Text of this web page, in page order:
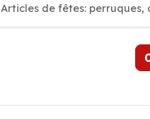
Articles de fêtes: